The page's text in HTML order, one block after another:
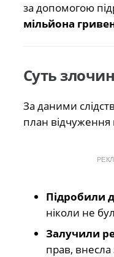
за допомогою
мільйона
Суть
За даними
план відчуження
Підробили
ніколи не
Залучили
прав,